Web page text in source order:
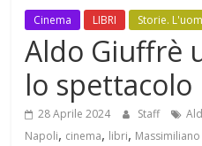
Cinema LIBRI Storie.
Aldo Giuffrè
lo spettacolo
28 Aprile 2024 Staff
Napoli, cinema, libri,